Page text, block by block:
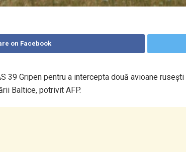
on Facebook
39 Gripen pentru a intercepta două avioane
Baltice, potrivit AFP.